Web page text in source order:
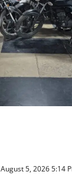
August 5, 2026 5:14